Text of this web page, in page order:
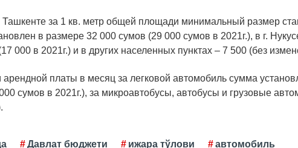
за 1 кв. метр общей площади минимальный размер
в размере 32 000 сумов (29 000 сумов в 2021г.), в г.
000 в 2021г.) и в других населенных пунктах – 7 500 (без
платы в месяц за легковой автомобиль сумма
сумов в 2021г.), за микроавтобусы, автобусы и грузовые
Давлат бюджети ижара тўлови автомобиль